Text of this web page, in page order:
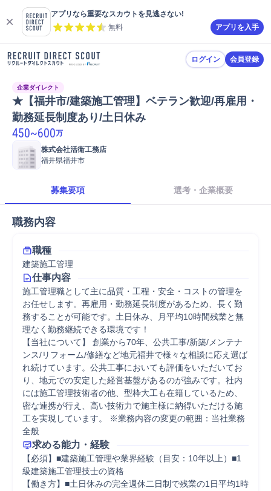
アプリなら重要なスカウトを見逃さない!
無料
アプリを入手
ログイン 会員登録
企業ダイレクト
★【福井市/建築施工管理】ベテラン歓迎/再雇用・
勤務延長制度あり/土日休み
450~600万
株式会社活衛工務店
福井県福井市
募集要項 選考・企業概要
職務内容
職種
建築施工管理
仕事内容
施工管理職として主に品質・工程・安全・コストの管理を
お任せします。再雇用・勤務延長制度があるため、長く勤
務することが可能です。土日休み、月平均10時間残業と無
理なく勤務継続できる環境です！
【当社について】 創業から70年、公共工事/新築/メンテナ
ンス/リフォーム/修繕など地元福井で様々な相談に応え選ば
れ続けています。公共工事においても評価をいただいてお
り、地元での安定した経営基盤があるのが強みです。社内
には施工管理技術者の他、型枠大工も在籍しているため、
密な連携が行え、高い技術力で施主様に納得いただける施
工を実現しています。 ※業務内容の変更の範囲：当社業務
全般
求める能力・経験
【必須】■建築施工管理や業界経験（目安：10年以上）■1
級建築施工管理技士の資格
【働き方】■土日休みの完全週休二日制で残業の1日平均1時